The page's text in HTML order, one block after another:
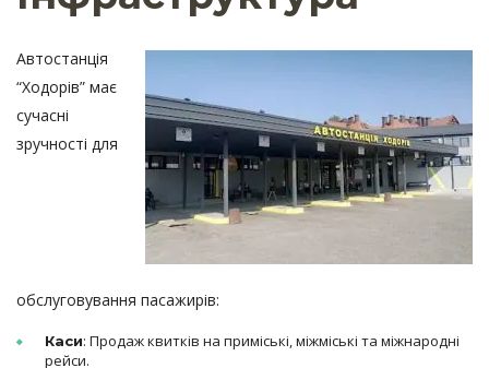
Автостанція
“Ходорів” має
сучасні
зручності для
обслуговування пасажирів:
Каси: Продаж квитків на приміські, міжміські та міжнародні
рейси.